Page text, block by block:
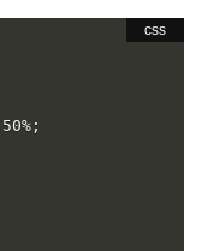
50% ;